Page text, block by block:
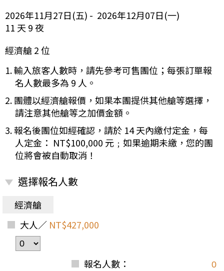
2026年11月27日(五) - 2026年12月07日(一)
11 天 9 夜
經濟艙 2 位
1. 輸入旅客人數時，請先參考可售團位；每張訂單報
名人數最多為 9 人。
2. 團體以經濟艙報價，如果本團提供其他艙等選擇，
請注意其他艙等之加價金額。
3. 報名後團位如經確認，請於 14 天內繳付定金，每
人定金： NT$100,000 元﹔如果逾期未繳，您的團
位將會被自動取消！
選擇報名人數
經濟艙
大人／ NT$427,000
報名人數：